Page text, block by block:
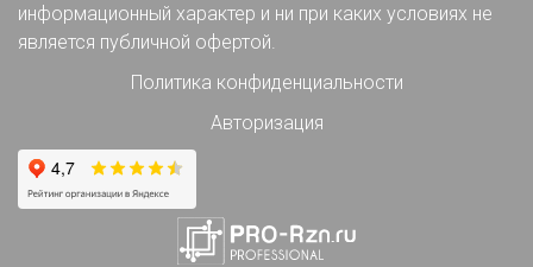
информационный характер и ни при каких условиях не
является публичной офертой.
Политика конфиденциальности
Авторизация